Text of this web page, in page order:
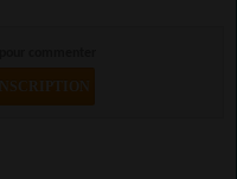
INSCRIPTION